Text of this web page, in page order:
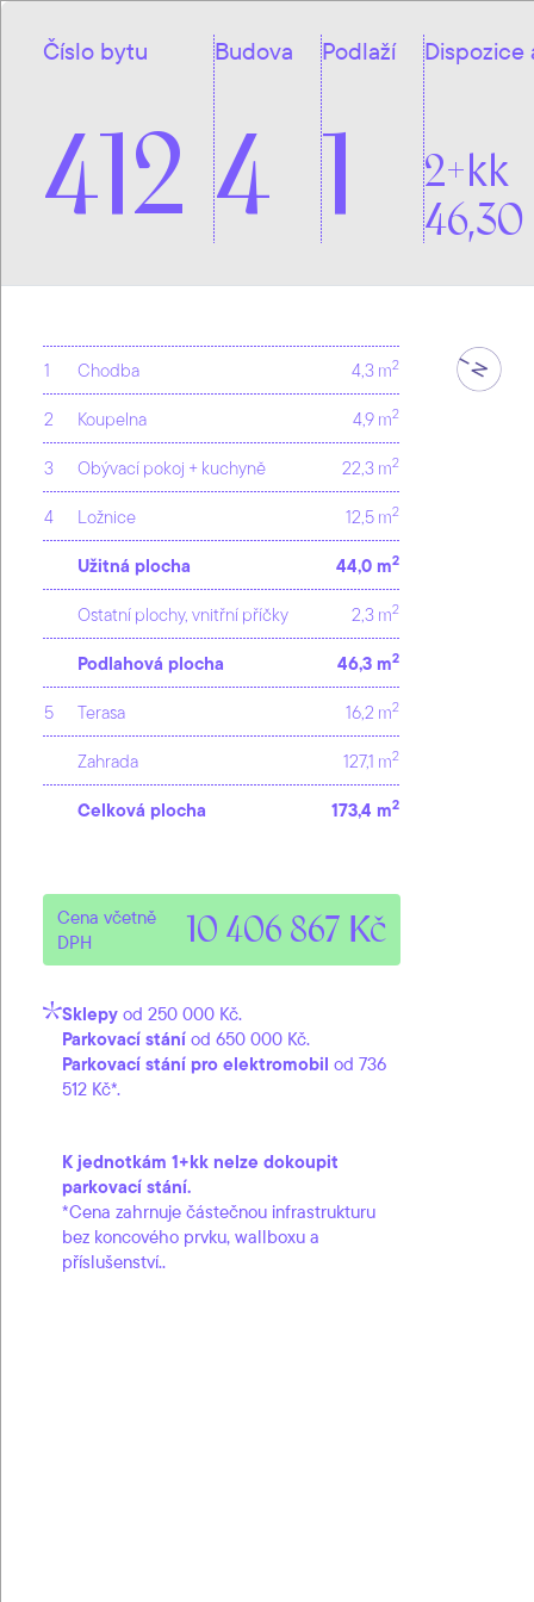
Číslo bytu
412
Budova
4
Podlaží
1
Dispozice
2+kk
1 Chodba 4,3 m2
2 Koupelna 4,9 m2
3 Obývací pokoj + kuchyně 22,3 m2
4 Ložnice 12,5 m2
Užitná plocha 44,0 m2
Ostatní plochy, vnitřní příčky 2,3 m2
Podlahová plocha 46,3 m2
5 Terasa 16,2 m2
Zahrada 127,1 m2
Celková plocha 173,4 m2
Cena včetně
DPH
10 406 867 Kč
Sklepy od 250 000 Kč.
Parkovací stání od 650 000 Kč.
Parkovací stání pro elektromobil od 736
512 Kč*.
K jednotkám 1+kk nelze dokoupit
parkovací stání.
*Cena zahrnuje částečnou infrastrukturu
bez koncového prvku, wallboxu a
příslušenství..